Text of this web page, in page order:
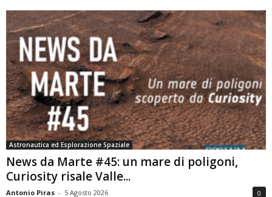
Astronautica ed Esplorazione Spaziale
News da Marte #45: un mare di poligoni,
Curiosity risale Valle...
Antonio Piras - 5 Agosto 2026 0